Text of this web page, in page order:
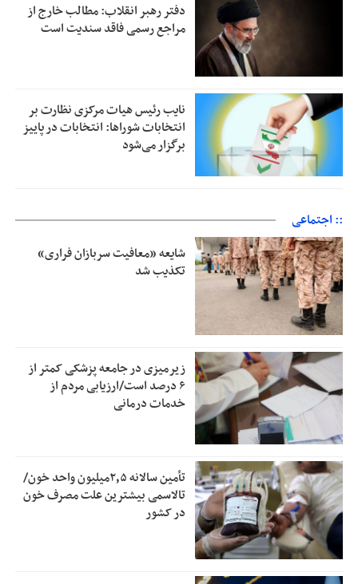
دفتر رهبر انقلاب: مطالب خارج از
مراجع رسمی فاقد سندیت است
نایب رئیس هیات مرکزی نظارت بر
انتخابات شوراها: انتخابات در پاییز
برگزار می‌شود
:: اجتماعی
شایعه «معافیت سربازان فراری»
تکذیب شد
زیرمیزی در جامعه پزشکی کمتر از
۶ درصد است/ارزیابی مردم از
خدمات درمانی
تأمین سالانه ۲٫۵میلیون واحد خون/
تالاسمی بیشترین علت مصرف‌ خون
در کشور